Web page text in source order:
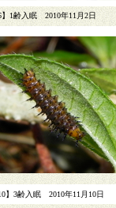
】1齢入眠 2010年11月2日
】3齢入眠 2010年11月10日